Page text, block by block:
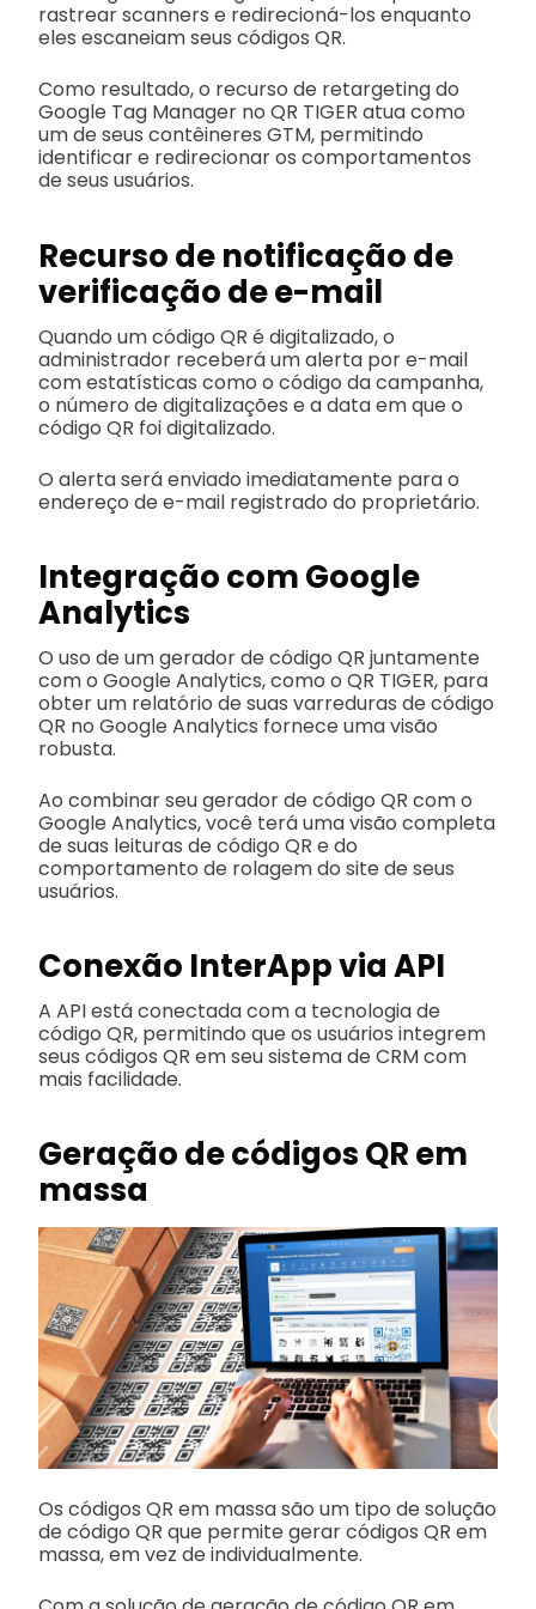
rastrear scanners e redirecioná-los enquanto
eles escaneiam seus códigos QR.
Como resultado, o recurso de retargeting do
Google Tag Manager no QR TIGER atua como
um de seus contêineres GTM, permitindo
identificar e redirecionar os comportamentos
de seus usuários.
Recurso de notificação de
verificação de e-mail
Quando um código QR é digitalizado, o
administrador receberá um alerta por e-mail
com estatísticas como o código da campanha,
o número de digitalizações e a data em que o
código QR foi digitalizado.
O alerta será enviado imediatamente para o
endereço de e-mail registrado do proprietário.
Integração com Google
Analytics
O uso de um gerador de código QR juntamente
com o Google Analytics, como o QR TIGER, para
obter um relatório de suas varreduras de código
QR no Google Analytics fornece uma visão
robusta.
Ao combinar seu gerador de código QR com o
Google Analytics, você terá uma visão completa
de suas leituras de código QR e do
comportamento de rolagem do site de seus
usuários.
Conexão InterApp via API
A API está conectada com a tecnologia de
código QR, permitindo que os usuários integrem
seus códigos QR em seu sistema de CRM com
mais facilidade.
Geração de códigos QR em
massa
Os códigos QR em massa são um tipo de solução
de código QR que permite gerar códigos QR em
massa, em vez de individualmente.